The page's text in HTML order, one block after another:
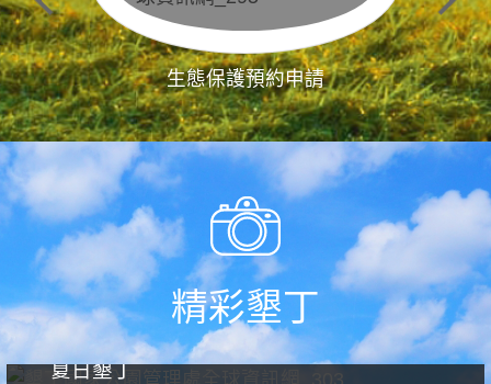
生態保護預約申請
精彩墾丁
夏日墾丁